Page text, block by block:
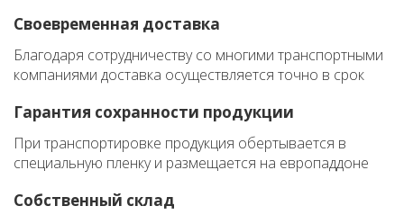
Своевременная доставка
Благодаря сотрудничеству со многими транспортными
компаниями доставка осуществляется точно в срок
Гарантия сохранности продукции
При транспортировке продукция обертывается в
специальную пленку и размещается на европаддоне
Собственный склад